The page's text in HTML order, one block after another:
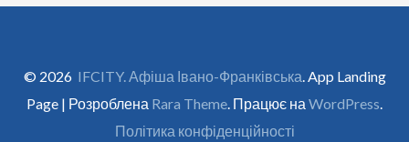
© 2026 IFCITY. Афіша Івано-Франківська . App Landing
Page | Розроблена Rara Theme . Працює на WordPress
Політика конфіденційності